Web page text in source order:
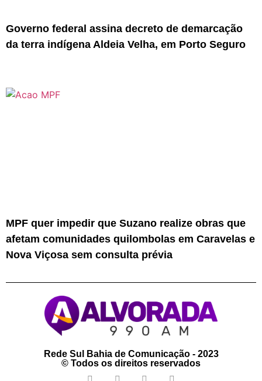
Governo federal assina decreto de demarcação
da terra indígena Aldeia Velha, em Porto Seguro
MPF quer impedir que Suzano realize obras que
afetam comunidades quilombolas em Caravelas e
Nova Viçosa sem consulta prévia
Rede Sul Bahia de Comunicação - 2023
© Todos os direitos reservados